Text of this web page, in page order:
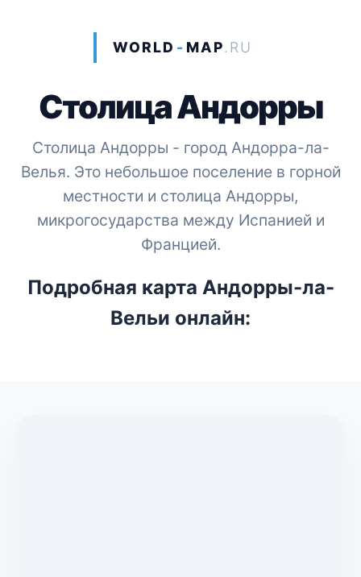
WORLD - MAP.RU
Столица Андорры
Столица Андорры - город Андорра-ла-
Велья. Это небольшое поселение в горной
местности и столица Андорры,
микрогосударства между Испанией и
Францией.
Подробная карта Андорры-ла-
Вельи онлайн: